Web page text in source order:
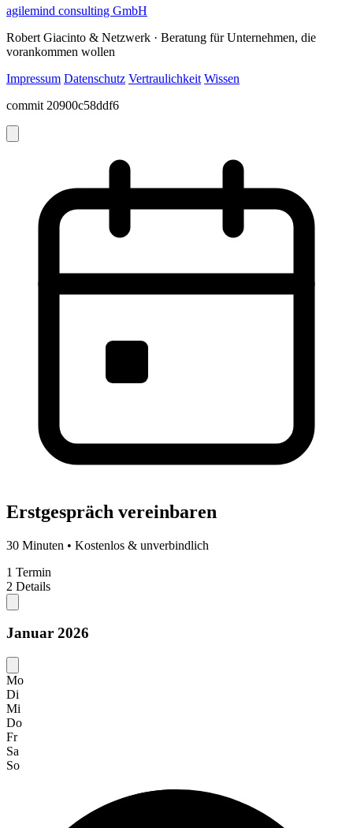
agilemind consulting GmbH
Robert Giacinto & Netzwerk · Beratung für Unternehmen, die
vorankommen wollen
Impressum Datenschutz Vertraulichkeit Wissen
commit 20900c58ddf6
Erstgespräch vereinbaren
30 Minuten • Kostenlos & unverbindlich
1 Termin
2 Details
Januar 2026
Mo
Di
Mi
Do
Fr
Sa
So